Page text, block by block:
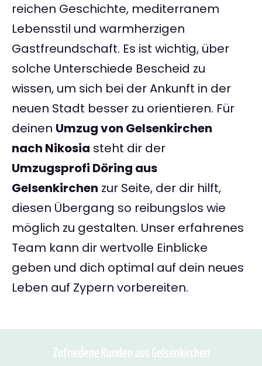
reichen Geschichte, mediterranem
Lebensstil und warmherzigen
Gastfreundschaft. Es ist wichtig, über
solche Unterschiede Bescheid zu
wissen, um sich bei der Ankunft in der
neuen Stadt besser zu orientieren. Für
deinen Umzug von Gelsenkirchen
nach Nikosia steht dir der
Umzugsprofi Döring aus
Gelsenkirchen zur Seite, der dir hilft,
diesen Übergang so reibungslos wie
möglich zu gestalten. Unser erfahrenes
Team kann dir wertvolle Einblicke
geben und dich optimal auf dein neues
Leben auf Zypern vorbereiten.
Zufriedene Kunden aus Gelsenkirchen